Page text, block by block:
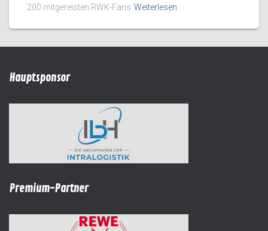
200 mitgereisten RWK-Fans Weiterlesen
Hauptsponsor
Premium-Partner